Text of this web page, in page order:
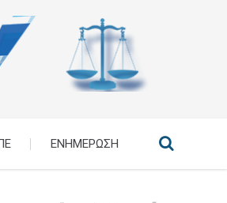
ΕΝΗΜΕΡΩΣΗ